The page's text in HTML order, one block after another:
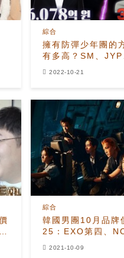
擁有防彈少年團的
有多高？SM、JYP
綜合
2022-10-21
韓國男團10月品牌
25：EXO第四、
綜合
2021-10-09